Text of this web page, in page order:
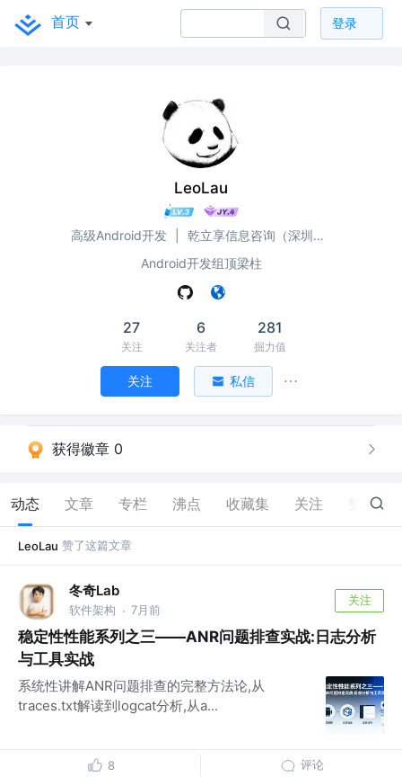
首页 登录
LeoLau
高级Android开发
乾立享信息咨询（深圳）有限公司
Android开发组顶梁柱
27
关注
6
关注者
281
掘力值
关注 私信
获得徽章 0
动态 文章 专栏 沸点 收藏集 关注 7
LeoLau 赞了这篇文章
冬奇Lab
软件架构 · 7月前
关注
稳定性性能系列之三——ANR问题排查实战:日志分析
与工具实战
系统性讲解ANR问题排查的完整方法论,从
traces.txt解读到logcat分析,从a...
8 评论